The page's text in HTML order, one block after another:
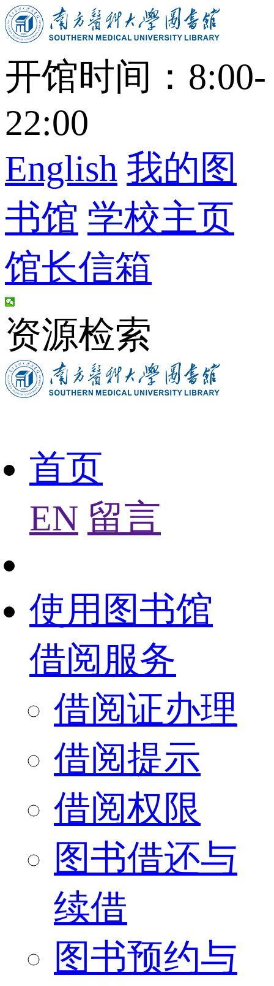
开馆时间：8:00-
22:00
English 我的图
书馆 学校主页
馆长信箱
资源检索
首页
EN 留言
使用图书馆
借阅服务
借阅证办理
借阅提示
借阅权限
图书借还与
续借
图书预约与